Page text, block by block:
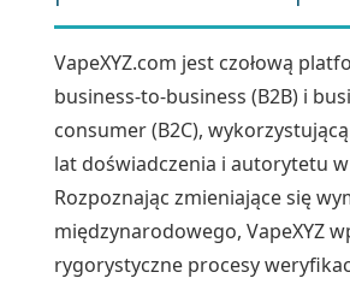
VapeXYZ.com jest czołową
business-to-business (B2B) i
consumer (B2C),
lat doświadczenia i autorytetu
Rozpoznając zmieniające się
międzynarodowego, VapeXYZ
rygorystyczne procesy